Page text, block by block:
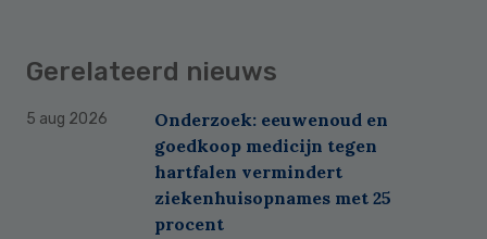
Gerelateerd nieuws
5 aug 2026
Onderzoek: eeuwenoud en
goedkoop medicijn tegen
hartfalen vermindert
ziekenhuisopnames met 25
procent